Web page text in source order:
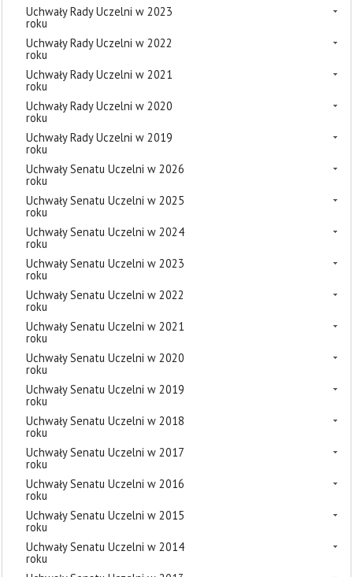
Uchwały Rady Uczelni w 2023
roku
Uchwały Rady Uczelni w 2022
roku
Uchwały Rady Uczelni w 2021
roku
Uchwały Rady Uczelni w 2020
roku
Uchwały Rady Uczelni w 2019
roku
Uchwały Senatu Uczelni w 2026
roku
Uchwały Senatu Uczelni w 2025
roku
Uchwały Senatu Uczelni w 2024
roku
Uchwały Senatu Uczelni w 2023
roku
Uchwały Senatu Uczelni w 2022
roku
Uchwały Senatu Uczelni w 2021
roku
Uchwały Senatu Uczelni w 2020
roku
Uchwały Senatu Uczelni w 2019
roku
Uchwały Senatu Uczelni w 2018
roku
Uchwały Senatu Uczelni w 2017
roku
Uchwały Senatu Uczelni w 2016
roku
Uchwały Senatu Uczelni w 2015
roku
Uchwały Senatu Uczelni w 2014
roku